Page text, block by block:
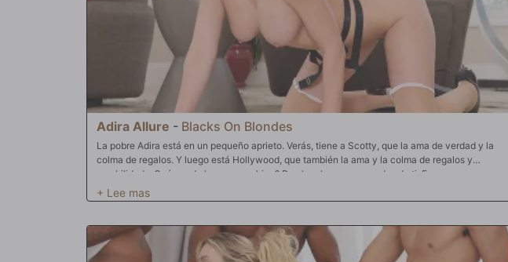
Adira Allure - Blacks On Blondes
La pobre Adira está en un pequeño aprieto. Verás, tiene a Scotty, que la ama de verdad y la
colma de regalos. Y luego está Hollywood, que también la ama y la colma de regalos y
amabilidad. ¿Qué puede hacer una chica? Dos hombres enamorados de ti. Es un gran
problema. Pero hay una razón por la que Dios bendijo a Adira con dos agujeros. Las mujeres
fueron diseñadas para acoger a dos hombres a la vez. De hecho, sus líbidos y necesidades
Sentir sus bombas de amor duras y embestidas en lo profundo de su ano y su túnel de chorros.
¿Cómo puede rechazar una de estas enormes pollas negras? Exige que ambos hombres
satisfagan sus necesidades y compitan por su amor en los confines calientes de la fricción de